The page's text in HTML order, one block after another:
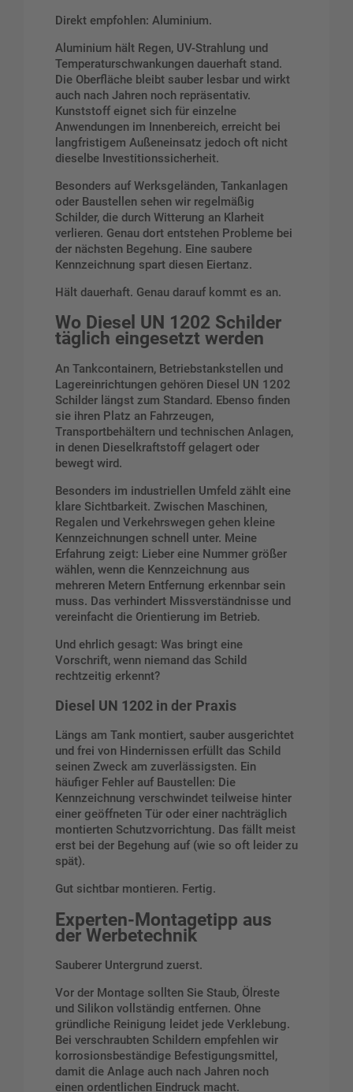
Direkt empfohlen: Aluminium.
Aluminium hält Regen, UV-Strahlung und
Temperaturschwankungen dauerhaft stand.
Die Oberfläche bleibt sauber lesbar und wirkt
auch nach Jahren noch repräsentativ.
Kunststoff eignet sich für einzelne
Anwendungen im Innenbereich, erreicht bei
langfristigem Außeneinsatz jedoch oft nicht
dieselbe Investitionssicherheit.
Besonders auf Werksgeländen, Tankanlagen
oder Baustellen sehen wir regelmäßig
Schilder, die durch Witterung an Klarheit
verlieren. Genau dort entstehen Probleme bei
der nächsten Begehung. Eine saubere
Kennzeichnung spart diesen Eiertanz.
Hält dauerhaft. Genau darauf kommt es an.
Wo Diesel UN 1202 Schilder
täglich eingesetzt werden
An Tankcontainern, Betriebstankstellen und
Lagereinrichtungen gehören Diesel UN 1202
Schilder längst zum Standard. Ebenso finden
sie ihren Platz an Fahrzeugen,
Transportbehältern und technischen Anlagen,
in denen Dieselkraftstoff gelagert oder
bewegt wird.
Besonders im industriellen Umfeld zählt eine
klare Sichtbarkeit. Zwischen Maschinen,
Regalen und Verkehrswegen gehen kleine
Kennzeichnungen schnell unter. Meine
Erfahrung zeigt: Lieber eine Nummer größer
wählen, wenn die Kennzeichnung aus
mehreren Metern Entfernung erkennbar sein
muss. Das verhindert Missverständnisse und
vereinfacht die Orientierung im Betrieb.
Und ehrlich gesagt: Was bringt eine
Vorschrift, wenn niemand das Schild
rechtzeitig erkennt?
Diesel UN 1202 in der Praxis
Längs am Tank montiert, sauber ausgerichtet
und frei von Hindernissen erfüllt das Schild
seinen Zweck am zuverlässigsten. Ein
häufiger Fehler auf Baustellen: Die
Kennzeichnung verschwindet teilweise hinter
einer geöffneten Tür oder einer nachträglich
montierten Schutzvorrichtung. Das fällt meist
erst bei der Begehung auf (wie so oft leider zu
spät).
Gut sichtbar montieren. Fertig.
Experten-Montagetipp aus
der Werbetechnik
Sauberer Untergrund zuerst.
Vor der Montage sollten Sie Staub, Ölreste
und Silikon vollständig entfernen. Ohne
gründliche Reinigung leidet jede Verklebung.
Bei verschraubten Schildern empfehlen wir
korrosionsbeständige Befestigungsmittel,
damit die Anlage auch nach Jahren noch
einen ordentlichen Eindruck macht.